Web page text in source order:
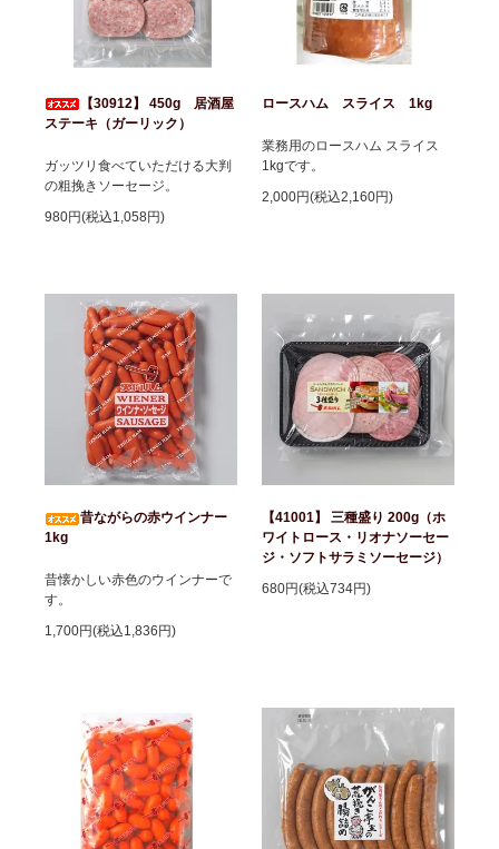
【30912】 450g 居酒屋
ステーキ（ガーリック）
ガッツリ食べていただける大判
の粗挽きソーセージ。
980円(税込1,058円)
ロースハム スライス 1kg
業務用のロースハム スライス
1kgです。
2,000円(税込2,160円)
昔ながらの赤ウインナー
1kg
昔懐かしい赤色のウインナーで
す。
1,700円(税込1,836円)
【41001】 三種盛り 200g（ホ
ワイトロース・リオナソーセー
ジ・ソフトサラミソーセージ）
680円(税込734円)